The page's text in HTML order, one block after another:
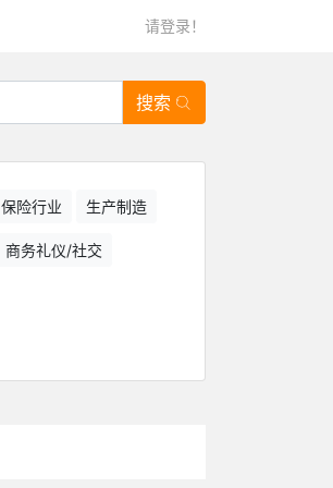
请登录！
搜索
保险行业 生产制造
商务礼仪/社交